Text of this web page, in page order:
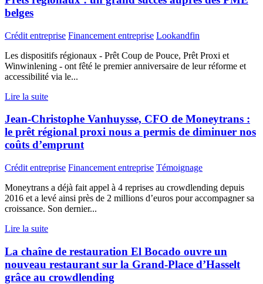
belges
Crédit entreprise Financement entreprise Lookandfin
Les dispositifs régionaux - Prêt Coup de Pouce, Prêt Proxi et
Winwinlening - ont fêté le premier anniversaire de leur réforme et
accessibilité via le...
Lire la suite
Jean-Christophe Vanhuysse, CFO de Moneytrans :
le prêt régional proxi nous a permis de diminuer nos
coûts d’emprunt
Crédit entreprise Financement entreprise Témoignage
Moneytrans a déjà fait appel à 4 reprises au crowdlending depuis
2016 et a levé ainsi près de 2 millions d’euros pour accompagner sa
croissance. Son dernier...
Lire la suite
La chaîne de restauration El Bocado ouvre un
nouveau restaurant sur la Grand-Place d’Hasselt
grâce au crowdlending